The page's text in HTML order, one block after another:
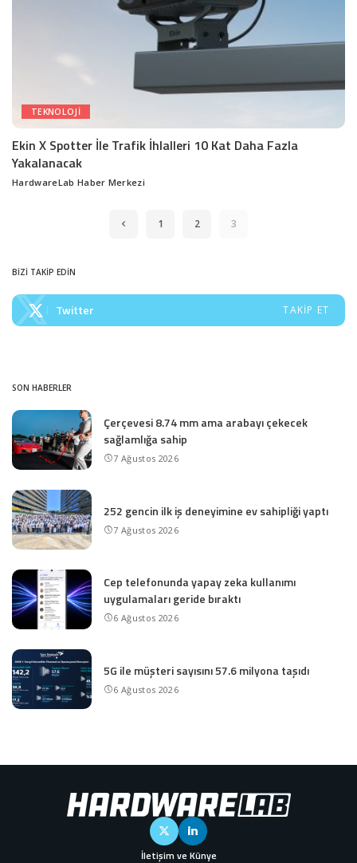
TEKNOLOJI
Ekin X Spotter İle Trafik İhlalleri 10 Kat Daha Fazla
Yakalanacak
Posted
HardwareLab Haber Merkezi
1 2 3
BİZİ TAKİP EDİN
Twitter TAKIP ET
SON HABERLER
Çerçevesi 8.74 mm ama arabayı çekecek
sağlamlığa sahip
7 Ağustos 2026
252 gencin ilk iş deneyimine ev sahipliği yaptı
7 Ağustos 2026
Cep telefonunda yapay zeka kullanımı
uygulamaları geride bıraktı
6 Ağustos 2026
5G ile müşteri sayısını 57.6 milyona taşıdı
6 Ağustos 2026
İletişim ve Künye